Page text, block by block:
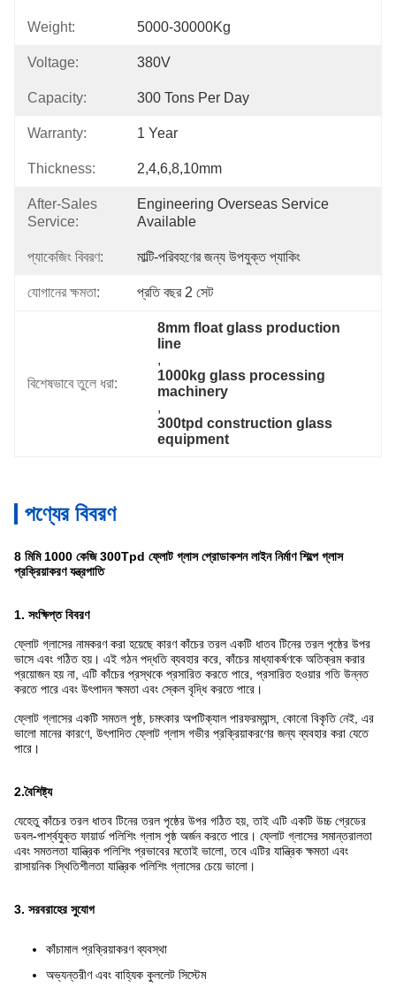
Weight: 5000-30000Kg
Voltage: 380V
Capacity: 300 Tons Per Day
Warranty: 1 Year
Thickness: 2,4,6,8,10mm
After-Sales
Service:
Engineering Overseas Service
Available
প্যাকেজিং বিবরণ: মাল্টি-পরিবহণের জন্য উপযুক্ত প্যাকিং
যোগানের ক্ষমতা: প্রতি বছর 2 সেট
বিশেষভাবে তুলে ধরা:
8mm float glass production
line
,
1000kg glass processing
machinery
,
300tpd construction glass
equipment
পণ্যের বিবরণ
8 মিমি 1000 কেজি 300Tpd ফ্লোট গ্লাস প্রোডাকশন লাইন নির্মাণ শিল্পে গ্লাস
প্রক্রিয়াকরণ যন্ত্রপাতি
1. সংক্ষিপ্ত বিবরণ
ফ্লোট গ্লাসের নামকরণ করা হয়েছে কারণ কাঁচের তরল একটি ধাতব টিনের তরল পৃষ্ঠের উপর
ভাসে এবং গঠিত হয়। এই গঠন পদ্ধতি ব্যবহার করে, কাঁচের মাধ্যাকর্ষণকে অতিক্রম করার
প্রয়োজন হয় না, এটি কাঁচের প্রস্থকে প্রসারিত করতে পারে, প্রসারিত হওয়ার গতি উন্নত
করতে পারে এবং উৎপাদন ক্ষমতা এবং স্কেল বৃদ্ধি করতে পারে।
ফ্লোট গ্লাসের একটি সমতল পৃষ্ঠ, চমৎকার অপটিক্যাল পারফরম্যান্স, কোনো বিকৃতি নেই, এর
ভালো মানের কারণে, উৎপাদিত ফ্লোট গ্লাস গভীর প্রক্রিয়াকরণের জন্য ব্যবহার করা যেতে
পারে।
2.বৈশিষ্ট্য
যেহেতু কাঁচের তরল ধাতব টিনের তরল পৃষ্ঠের উপর গঠিত হয়, তাই এটি একটি উচ্চ গ্রেডের
ডবল-পার্শ্বযুক্ত ফায়ার্ড পলিশিং গ্লাস পৃষ্ঠ অর্জন করতে পারে। ফ্লোট গ্লাসের সমান্তরালতা
এবং সমতলতা যান্ত্রিক পলিশিং প্রভাবের মতোই ভালো, তবে এটির যান্ত্রিক ক্ষমতা এবং
রাসায়নিক স্থিতিশীলতা যান্ত্রিক পলিশিং গ্লাসের চেয়ে ভালো।
3. সরবরাহের সুযোগ
কাঁচামাল প্রক্রিয়াকরণ ব্যবস্থা
অভ্যন্তরীণ এবং বাহ্যিক কুললেট সিস্টেম